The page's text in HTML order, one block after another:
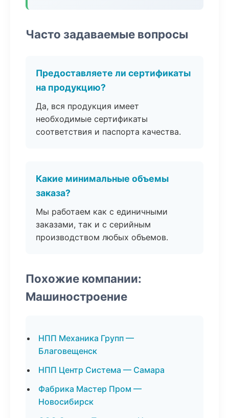
Часто задаваемые вопросы
Предоставляете ли сертификаты
на продукцию?
Да, вся продукция имеет
необходимые сертификаты
соответствия и паспорта качества.
Какие минимальные объемы
заказа?
Мы работаем как с единичными
заказами, так и с серийным
производством любых объемов.
Похожие компании:
Машиностроение
НПП Механика Групп —
Благовещенск
НПП Центр Система — Самара
Фабрика Мастер Пром —
Новосибирск